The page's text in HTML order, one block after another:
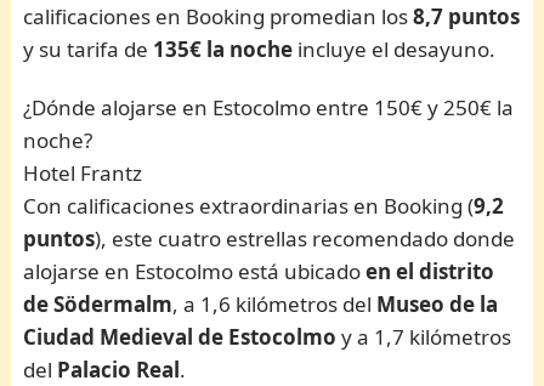
calificaciones en Booking promedian los8,7 puntos
y su tarifa de 135€ la noche incluye el desayuno.
¿Dónde alojarse en Estocolmo entre 150€ y 250€ la
noche?
Hotel Frantz
Con calificaciones extraordinarias en Booking (9,2
puntos), este cuatro estrellas recomendado donde
alojarse en Estocolmo está ubicadoen el distrito
de Södermalm, a 1,6 kilómetros del Museo de la
Ciudad Medieval de Estocolmo y a 1,7 kilómetros
del Palacio Real.